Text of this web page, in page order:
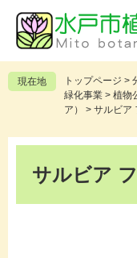
の
先
頭
ー
を
飛
現在地 トップページ >
緑化事業 > 植物
ア）
> サルビア
サルビア